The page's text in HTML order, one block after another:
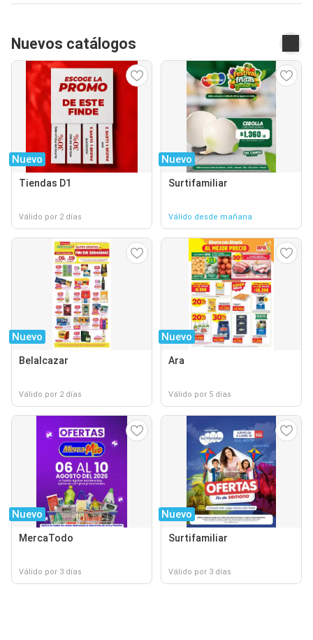
Nuevos catálogos
Nuevo
Tiendas D1
Válido por 2 días
Nuevo
Surtifamiliar
Válido desde mañana
Nuevo
Belalcazar
Válido por 2 días
Nuevo
Ara
Válido por 5 días
Nuevo
MercaTodo
Válido por 3 días
Nuevo
Surtifamiliar
Válido por 3 días